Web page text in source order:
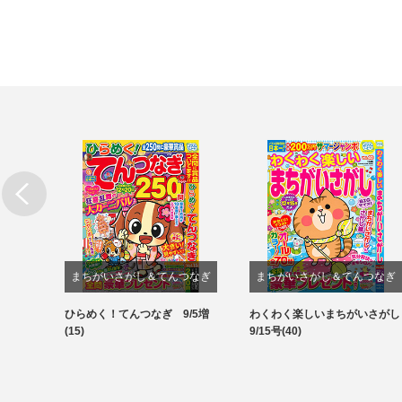
まちがいさがし＆てんつなぎ
パズル
ひらめく！てんつなぎ 9/5増
(15)
まちがいさがし＆てんつなぎ
パズル
わくわく楽しいまちがいさがし
9/15号(40)